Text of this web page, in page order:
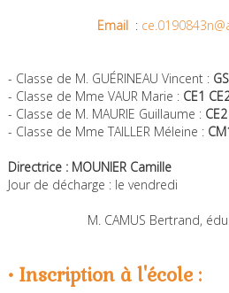
Email :
- Classe de M. GUÉRINEAU Vincent :
- Classe de Mme VAUR Marie : CE1
- Classe de M. MAURIE Guillaume :
- Classe de Mme TAILLER Méleine :
Directrice : MOUNIER Camille
Jour de décharge : le vendredi
M. CAMUS Bertrand,
• Inscription à l'école :